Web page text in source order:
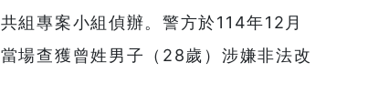
組專案小組偵辦。警方於114年12月
場查獲曾姓男子（28歲）涉嫌非法改